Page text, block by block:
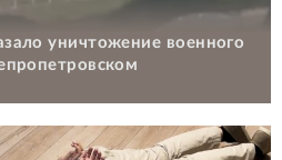
уничтожение военного